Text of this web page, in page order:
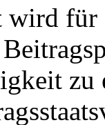
wird für
zu